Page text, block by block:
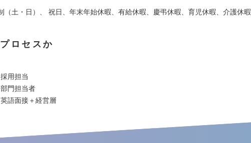
（土・日）、 祝日、年末年始休暇、有給休暇、慶弔休暇、育児休暇、介護休暇
ロセスか
用担当
門担当者
語面接＋経営層